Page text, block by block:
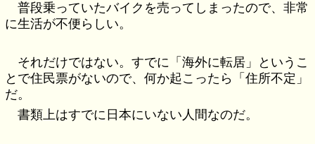
普段乗っていたバイクを売ってしまったので、非常
に生活が不便らしい。
それだけではない。すでに「海外に転居」というこ
とで住民票がないので、何か起こったら「住所不定」
だ。
書類上はすでに日本にいない人間なのだ。